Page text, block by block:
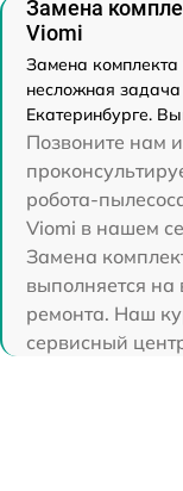
Замена
Viomi
Замена
несложная
Екатеринбурге.
Позвоните нам
робота-
Viomi в нашем
Замена
выполняется на
ремонта. Наш
сервисный